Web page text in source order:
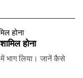
होना
भाग लिया। जानें कैसे